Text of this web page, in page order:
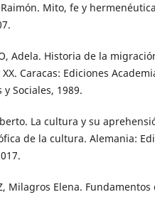
Raimón. Mito, fe y
Adela. Historia de la
XX. Caracas: Ediciones
y Sociales, 1989.
La cultura y su
de la cultura. Alemania:
Milagros Elena.